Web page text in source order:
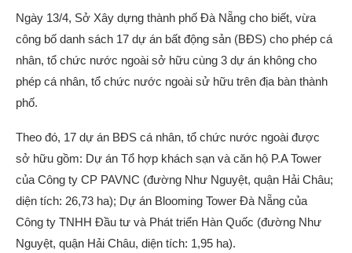
Ngày 13/4, Sở Xây dựng thành phố Đà Nẵng cho biết, vừa
công bố danh sách 17 dự án bất động sản (BĐS) cho phép cá
nhân, tổ chức nước ngoài sở hữu cùng 3 dự án không cho
phép cá nhân, tổ chức nước ngoài sử hữu trên địa bàn thành
phố.
Theo đó, 17 dự án BĐS cá nhân, tổ chức nước ngoài được
sở hữu gồm: Dự án Tổ hợp khách sạn và căn hộ P.A Tower
của Công ty CP PAVNC (đường Như Nguyệt, quận Hải Châu;
diện tích: 26,73 ha); Dự án Blooming Tower Đà Nẵng của
Công ty TNHH Đầu tư và Phát triển Hàn Quốc (đường Như
Nguyệt, quận Hải Châu, diện tích: 1,95 ha).